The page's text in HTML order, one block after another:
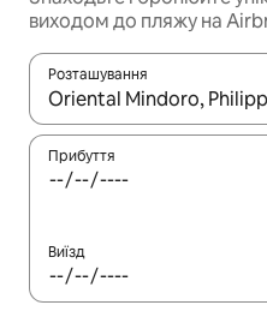
виходом до пляжу на
Розташування
Отримавши результати
Прибуття
Виїзд